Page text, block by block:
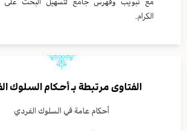
الكرام.
الفتاوى مرتبطة بـأحـكام السلوك
أحكام عامة في السلوك الفردي